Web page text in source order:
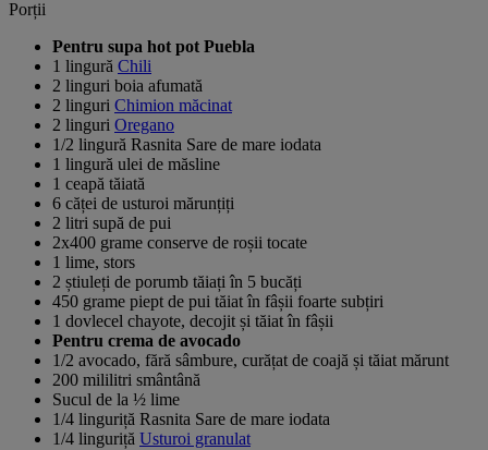
Porții
Pentru supa hot pot Puebla
1 lingură Chili
2 linguri boia afumată
2 linguri Chimion măcinat
2 linguri Oregano
1/2 lingură Rasnita Sare de mare iodata
1 lingură ulei de măsline
1 ceapă tăiată
6 căței de usturoi mărunțiți
2 litri supă de pui
2x400 grame conserve de roșii tocate
1 lime, stors
2 știuleți de porumb tăiați în 5 bucăți
450 grame piept de pui tăiat în fâșii foarte subțiri
1 dovlecel chayote, decojit și tăiat în fâșii
Pentru crema de avocado
1/2 avocado, fără sâmbure, curățat de coajă și tăiat mărunt
200 mililitri smântână
Sucul de la ½ lime
1/4 linguriță Rasnita Sare de mare iodata
1/4 linguriță Usturoi granulat